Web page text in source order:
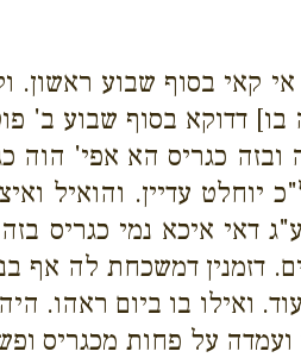
אי קאי בסוף שבוע
דדוקא בסוף שבוע ב'
כגריס הא אפי' הוה
עדיין. והואיל
דאי איכא נמי כגריס
דזמנין דמשכחת לה אף
ואילו בו ביום ראהו.
על פחות מכגריס